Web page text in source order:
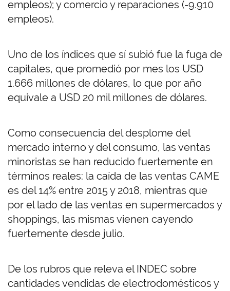
empleos); y comercio y reparaciones (-9.910
empleos).
Uno de los índices que sí subió fue la fuga de
capitales, que promedió por mes los USD
1.666 millones de dólares, lo que por año
equivale a USD 20 mil millones de dólares.
Como consecuencia del desplome del
mercado interno y del consumo, las ventas
minoristas se han reducido fuertemente en
términos reales: la caída de las ventas CAME
es del 14% entre 2015 y 2018, mientras que
por el lado de las ventas en supermercados y
shoppings, las mismas vienen cayendo
fuertemente desde julio.
De los rubros que releva el INDEC sobre
cantidades vendidas de electrodomésticos y